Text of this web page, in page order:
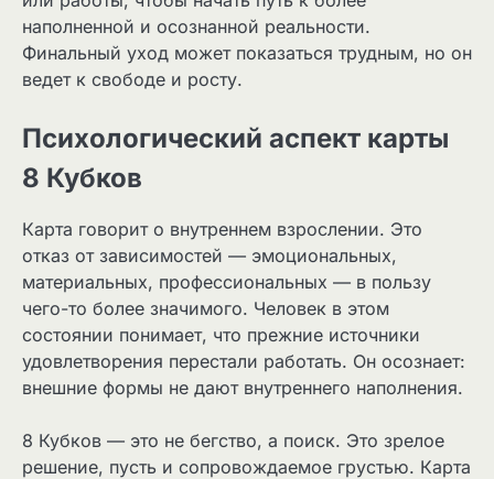
наполненной и осознанной реальности.
Финальный уход может показаться трудным, но он
ведет к свободе и росту.
Психологический аспект карты
8 Кубков
Карта говорит о внутреннем взрослении. Это
отказ от зависимостей — эмоциональных,
материальных, профессиональных — в пользу
чего-то более значимого. Человек в этом
состоянии понимает, что прежние источники
удовлетворения перестали работать. Он осознает:
внешние формы не дают внутреннего наполнения.
8 Кубков — это не бегство, а поиск. Это зрелое
решение, пусть и сопровождаемое грустью. Карта